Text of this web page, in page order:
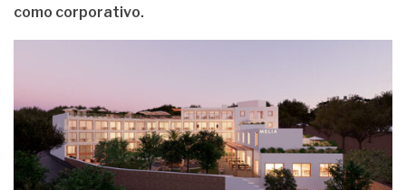
como corporativo.